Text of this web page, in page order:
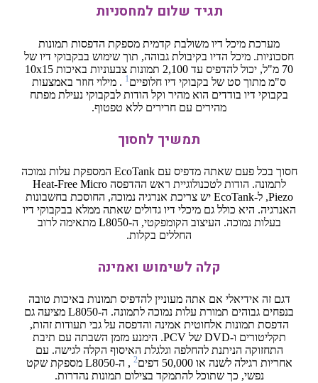
תגיד שלום למחסניות
מערכת מיכל דיו משולבת קדמית מספקת הדפסות תמונות
חסכוניות. מיכל הדיו בקיבולת גבוהה, תוך שימוש בבקבוקי דיו של
70 מ"ל, יכול להדפיס עד 2,100 תמונות צבעוניות באיכות 10x15
ס"מ מתוך סט של בקבוקי דיו חלופיים 1 . מילוי חוזר באמצעות
בקבוקי דיו בודדים הוא מהיר וקל הודות לבקבוקי נעילת מפתח
מהירים עם חרירים ללא טפטוף.
תמשיך לחסוך
חסוך בכל פעם שאתה מדפיס עם EcoTank המספקת עלות נמוכה
לתמונה. הודות לטכנולוגיית ראש ההדפסה Heat-Free Micro
Piezo, ל-EcoTank יש צריכת אנרגיה נמוכה, החוסכת בחשבונות
האנרגיה. היא כולל גם מיכלי דיו גדולים שאתה ממלא בבקבוקי דיו
בעלות נמוכה. העיצוב הקומפקטי, ה-L8050 מתאימה לרוב
החללים בקלות.
קלה לשימוש ואמינה
דגם זה אידיאלי אם אתה מעוניין להדפיס תמונות באיכות טובה
בנפחים גבוהים תמורת עלות נמוכה לתמונה. ה-L8050 מציעה גם
הדפסת תמונות אלחוטית אמינה והדפסה על גבי תעודות זהות,
תקליטורים ו-DVD של PCV. הימנע מזמן השבתה עם תיבת
התחזוקה הניתנת להחלפה וגלגלת האיסוף הקלה לגישה. עם
אחריות רגילה לשנה או 50,000 דפים
2
, ה-L8050 מספקת שקט
נפשי, כך שתוכל להתמקד בצילום תמונות נהדרות.